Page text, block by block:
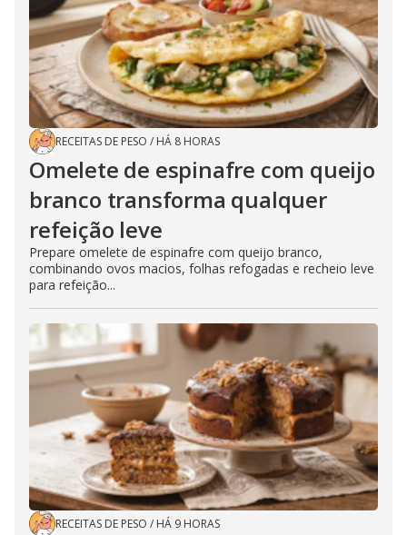
RECEITAS DE PESO / HÁ 8 HORAS
Omelete de espinafre com queijo
branco transforma qualquer
refeição leve
Prepare omelete de espinafre com queijo branco,
combinando ovos macios, folhas refogadas e recheio leve
para refeição...
RECEITAS DE PESO / HÁ 9 HORAS